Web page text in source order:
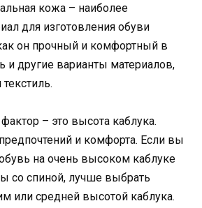
кожа – наиболее
для изготовления обуви
он прочный и комфортный в
и другие варианты материалов,
– это высота каблука.
и комфорта. Если вы
на очень высоком каблуке
со спиной, лучше выбрать
или средней высотой каблука.